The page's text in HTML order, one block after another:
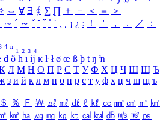
⇔ ∀ ∃ ∮ ∑ ∏ ＋ － ＜ ＝
＞
∼ ´ ～ ˇ ˘ ˝ ˚ ˙ ¸ ¡ ¿ ː ！ ＇ ， ． ／
：
⁴ ⁿ ₁ ₂ ₃ ₄
đ ð ħ ı ĳ ĸ ŀ ł ø œ ß þ ŧ ŋ ŉ
Л М Н О П Р С Т У Ф Х Ц Ч Ш Щ Ъ
з и й к л м н о п р с т у ф х ц ч ш щ ъ
＄ ％ Ｆ ￦ ㎕ ㎖ ㎗ ℓ ㎘ ㏄ ㎣ ㎤ ㎥ ㎦
㎢ ㏊ ㎍ ㎎ ㎏ ㏏ ㎈ ㎉ ㏈ ㎧ ㎨ ㎰